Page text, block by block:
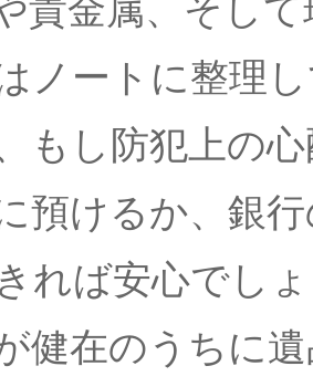
貴金属、そし
ノートに整理
もし防犯上の
預けるか、銀
れば安心でし
健在のうちに